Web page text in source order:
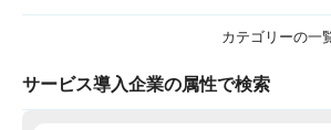
カテゴリーの一
サービス導入企業の属性で検索